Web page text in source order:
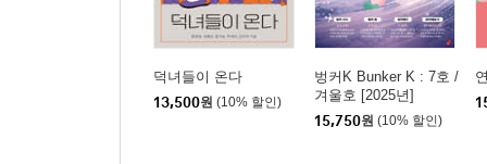
덕녀들이 온다
13,500원 (10% 할인)
벙커K Bunker K : 7호 /
겨울호 [2025년]
15,750원 (10% 할인)